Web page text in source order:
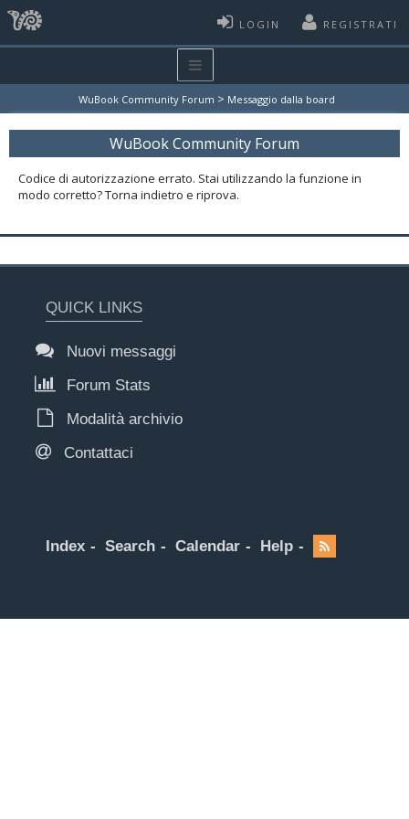
LOGIN REGISTRATI
WuBook Community Forum > Messaggio dalla board
WuBook Community Forum
Codice di autorizzazione errato. Stai utilizzando la funzione in
modo corretto? Torna indietro e riprova.
QUICK LINKS
Nuovi messaggi
Forum Stats
Modalità archivio
Contattaci
Index Search Calendar Help